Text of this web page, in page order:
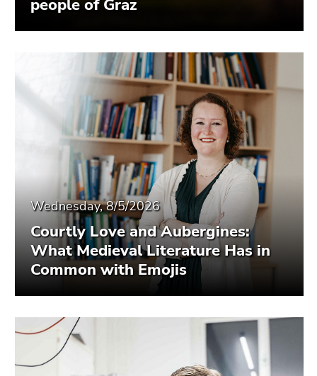
people of Graz
Wednesday, 8/5/2026
Courtly Love and Aubergines:
What Medieval Literature Has in
Common with Emojis